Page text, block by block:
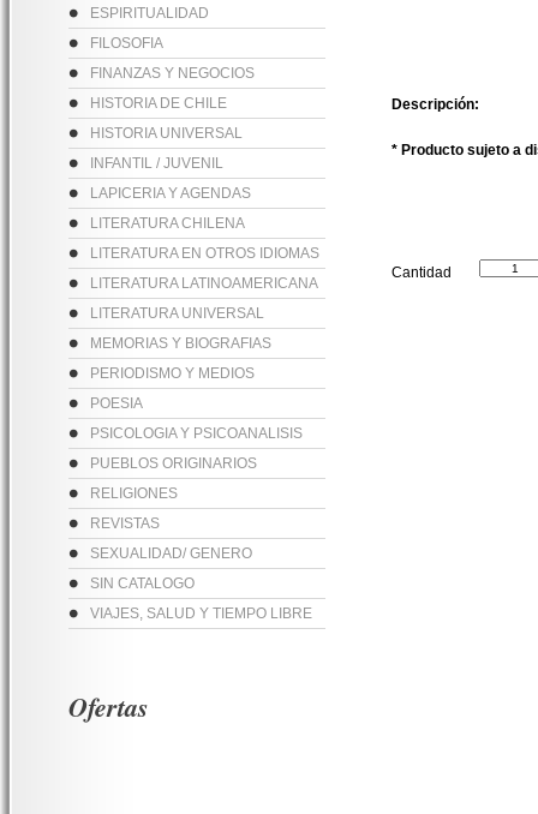
ESPIRITUALIDAD
FILOSOFIA
FINANZAS Y NEGOCIOS
HISTORIA DE CHILE
HISTORIA UNIVERSAL
INFANTIL / JUVENIL
LAPICERIA Y AGENDAS
LITERATURA CHILENA
LITERATURA EN OTROS IDIOMAS
LITERATURA LATINOAMERICANA
LITERATURA UNIVERSAL
MEMORIAS Y BIOGRAFIAS
PERIODISMO Y MEDIOS
POESIA
PSICOLOGIA Y PSICOANALISIS
PUEBLOS ORIGINARIOS
RELIGIONES
REVISTAS
SEXUALIDAD/ GENERO
SIN CATALOGO
VIAJES, SALUD Y TIEMPO LIBRE
Descripción:
* Producto sujeto a
Cantidad
Ofertas